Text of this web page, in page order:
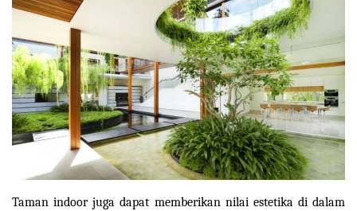
Taman indoor juga dapat memberikan nilai estetika di dalam